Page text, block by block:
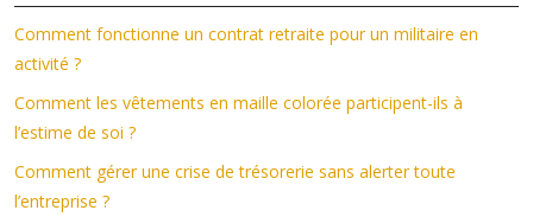
Comment fonctionne un contrat retraite pour un militaire en
activité ?
Comment les vêtements en maille colorée participent-ils à
l’estime de soi ?
Comment gérer une crise de trésorerie sans alerter toute
l’entreprise ?